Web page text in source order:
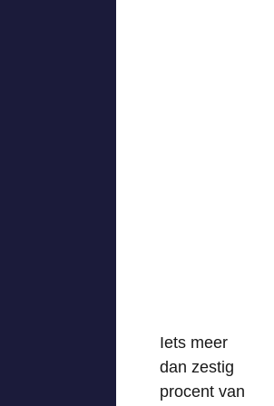
Iets meer
dan zestig
procent van